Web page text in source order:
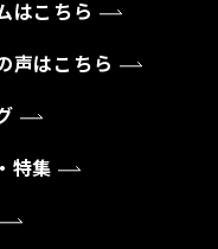
はこちら
声はこちら
特集